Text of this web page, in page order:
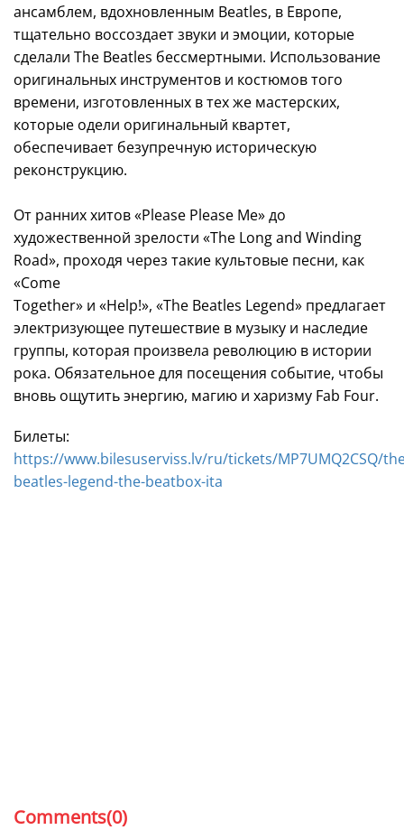
ансамблем, вдохновленным Beatles, в Европе,
тщательно воссоздает звуки и эмоции, которые
сделали The Beatles бессмертными. Использование
оригинальных инструментов и костюмов того
времени, изготовленных в тех же мастерских,
которые одели оригинальный квартет,
обеспечивает безупречную историческую
реконструкцию.
От ранних хитов «Please Please Me» до
художественной зрелости «The Long and Winding
Road», проходя через такие культовые песни, как
«Come
Together» и «Help!», «The Beatles Legend» предлагает
электризующее путешествие в музыку и наследие
группы, которая произвела революцию в истории
рока. Обязательное для посещения событие, чтобы
вновь ощутить энергию, магию и харизму Fab Four.
Билеты:
https://www.bilesuserviss.lv/ru/tickets/MP7UMQ2CSQ/
beatles-legend-the-beatbox-ita
Comments(0)